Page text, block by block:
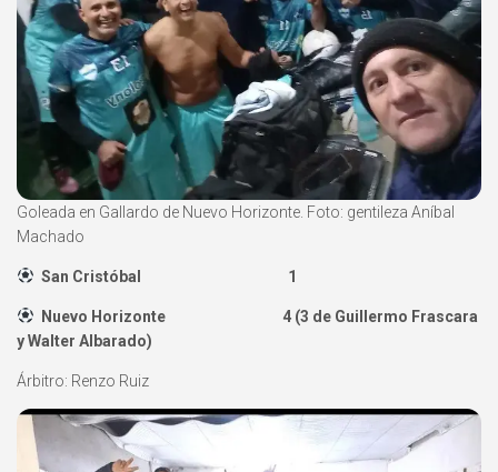
Goleada en Gallardo de Nuevo Horizonte. Foto: gentileza Aníbal
Machado
San Cristóbal 1
Nuevo Horizonte 4 (3 de Guillermo Frascara
y Walter Albarado)
Árbitro: Renzo Ruiz